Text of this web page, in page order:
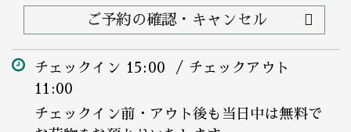
ご予約の確認・キャンセル
チェックイン 15:00 / チェックアウト
11:00
チェックイン前・アウト後も当日中は無料で